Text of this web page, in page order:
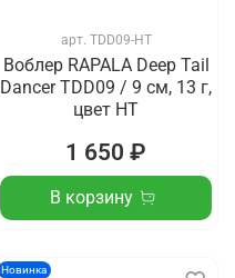
арт. TDD09-HT
Воблер RAPALA Deep Tail
Dancer TDD09 / 9 см, 13 г,
цвет HT
1 650 ₽
В корзину
Новинка